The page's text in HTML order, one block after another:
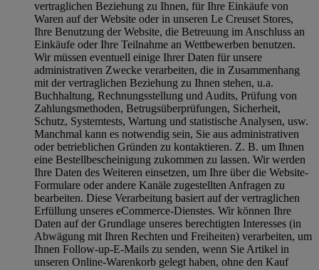
vertraglichen Beziehung zu Ihnen, für Ihre Einkäufe von
Waren auf der Website oder in unseren Le Creuset Stores,
Ihre Benutzung der Website, die Betreuung im Anschluss an
Einkäufe oder Ihre Teilnahme an Wettbewerben benutzen.
Wir müssen eventuell einige Ihrer Daten für unsere
administrativen Zwecke verarbeiten, die in Zusammenhang
mit der vertraglichen Beziehung zu Ihnen stehen, u.a.
Buchhaltung, Rechnungsstellung und Audits, Prüfung von
Zahlungsmethoden, Betrugsüberprüfungen, Sicherheit,
Schutz, Systemtests, Wartung und statistische Analysen, usw.
Manchmal kann es notwendig sein, Sie aus administrativen
oder betrieblichen Gründen zu kontaktieren. Z. B. um Ihnen
eine Bestellbescheinigung zukommen zu lassen. Wir werden
Ihre Daten des Weiteren einsetzen, um Ihre über die Website-
Formulare oder andere Kanäle zugestellten Anfragen zu
bearbeiten. Diese Verarbeitung basiert auf der vertraglichen
Erfüllung unseres eCommerce-Dienstes. Wir können Ihre
Daten auf der Grundlage unseres berechtigten Interesses (in
Abwägung mit Ihren Rechten und Freiheiten) verarbeiten, um
Ihnen Follow-up-E-Mails zu senden, wenn Sie Artikel in
unseren Online-Warenkorb gelegt haben, ohne den Kauf